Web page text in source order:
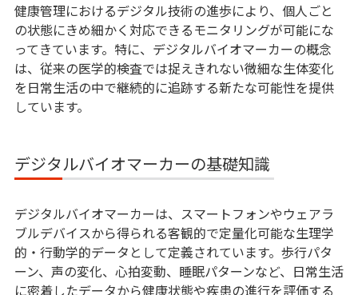
健康管理におけるデジタル技術の進歩により、個人ごと
の状態にきめ細かく対応できるモニタリングが可能にな
ってきています。特に、デジタルバイオマーカーの概念
は、従来の医学的検査では捉えきれない微細な生体変化
を日常生活の中で継続的に追跡する新たな可能性を提供
しています。
デジタルバイオマーカーの基礎知識
デジタルバイオマーカーは、スマートフォンやウェアラ
ブルデバイスから得られる客観的で定量化可能な生理学
的・行動学的データとして定義されています。歩行パタ
ーン、声の変化、心拍変動、睡眠パターンなど、日常生活
に密着したデータから健康状態や疾患の進行を評価する